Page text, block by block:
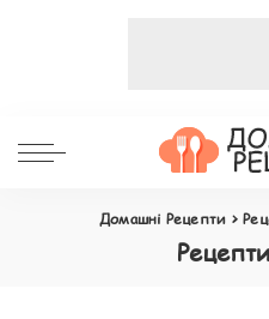
Домашні Рецепти >